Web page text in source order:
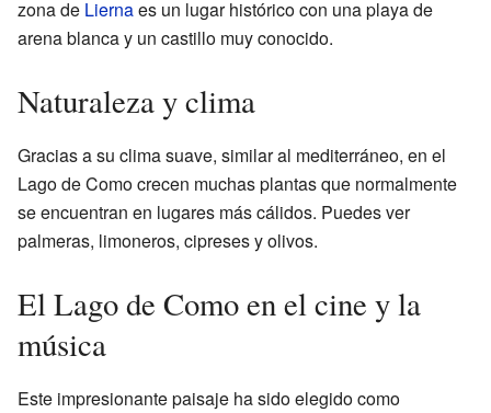
zona de Liernaes un lugar histórico con una playa de
arena blanca y un castillo muy conocido.
Naturaleza y clima
Gracias a su clima suave, similar al mediterráneo, en el
Lago de Como crecen muchas plantas que normalmente
se encuentran en lugares más cálidos. Puedes ver
palmeras, limoneros, cipreses y olivos.
El Lago de Como en el cine y la
música
Este impresionante paisaje ha sido elegido como